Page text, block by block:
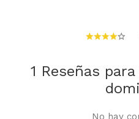
1 Reseñas
No hay